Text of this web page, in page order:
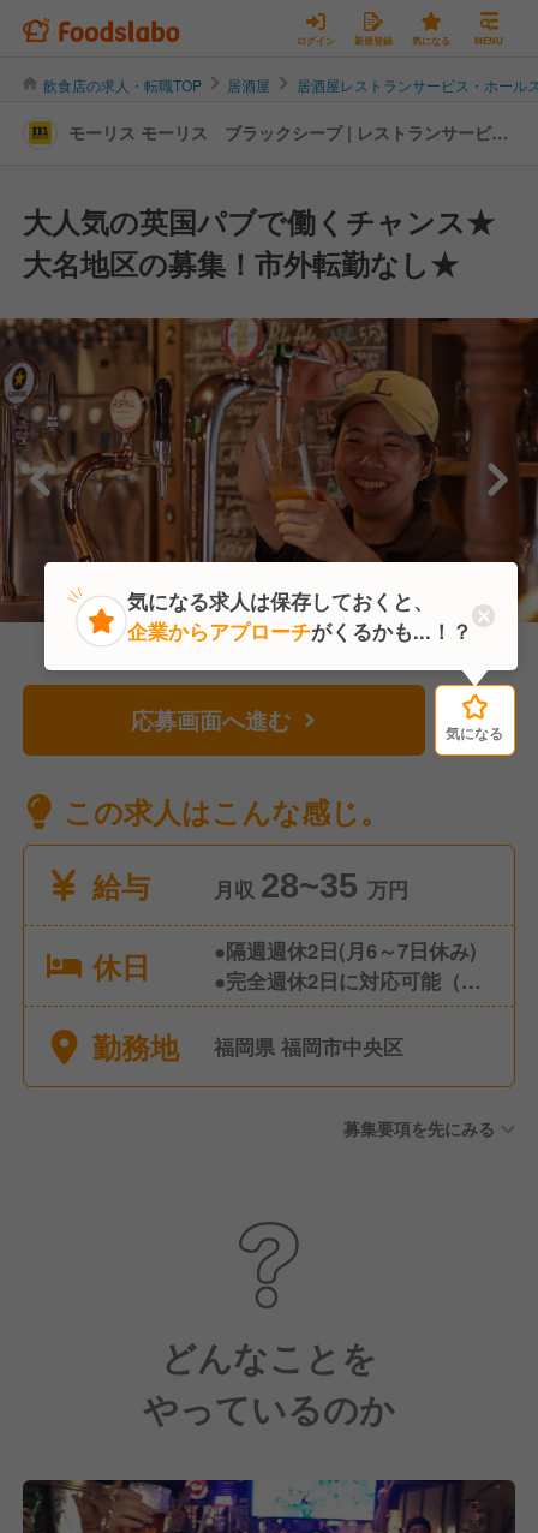
ログイン 新規登録 気になる MENU
飲食店の求人・転職TOP 居酒屋 居酒屋レストランサービス・ホール
モーリス モーリス ブラックシープ | レストランサービ
大人気の英国パブで働くチャンス★
大名地区の募集！市外転勤なし★
応募画面へ進む 気になる
この求人はこんな感じ。
給与
月収 28~35 万円
休日
●隔週週休2日(月6～7日休み)
●完全週休2日に対応可能（給
料調整有） ●年末年始休暇 ●
慶弔休暇 ●有給休暇 …有給は
新人であれば 11,000円/日
勤務地 福岡県 福岡市中央区
募集要項を先にみる
どんなことを
やっているのか
気になる
気になる求人は保存しておくと、
企業からアプローチがくるかも...！？